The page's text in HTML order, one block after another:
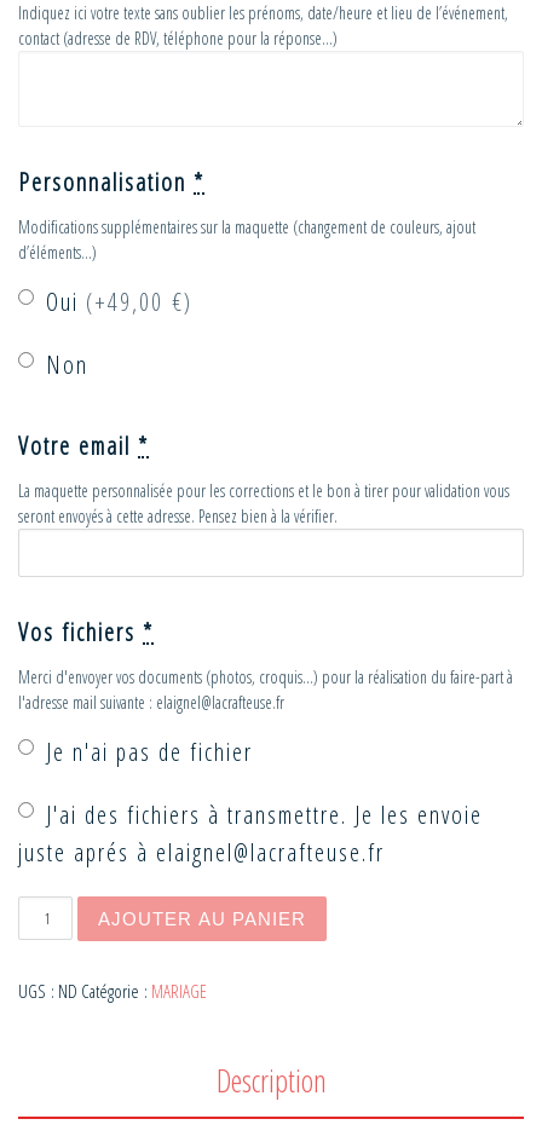
Indiquez ici votre texte sans oublier les prénoms, date/heure et lieu de l’événement,
contact (adresse de RDV, téléphone pour la réponse…)
Personnalisation *
Modifications supplémentaires sur la maquette (changement de couleurs, ajout
d’éléments…)
Oui (+49,00 €)
Non
Votre email *
La maquette personnalisée pour les corrections et le bon à tirer pour validation vous
seront envoyés à cette adresse. Pensez bien à la vérifier.
Vos fichiers *
Merci d'envoyer vos documents (photos, croquis...) pour la réalisation du faire-part à
l'adresse mail suivante : elaignel@lacrafteuse.fr
Je n'ai pas de fichier
J'ai des fichiers à transmettre. Je les envoie
juste aprés à elaignel@lacrafteuse.fr
quantité de Invitation MAGIE
AJOUTER AU PANIER
UGS : ND Catégorie : MARIAGE
Description